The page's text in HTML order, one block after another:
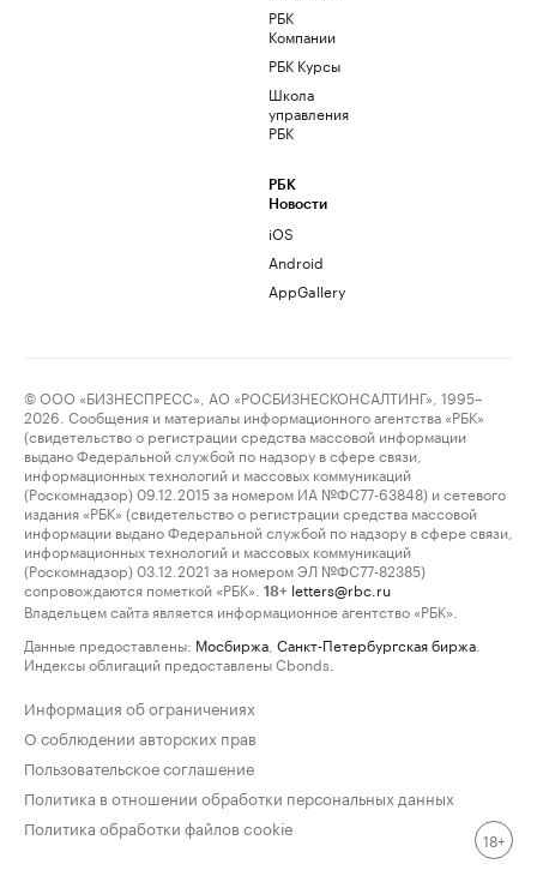
РБК
Компании
РБК Курсы
Школа
управления
РБК
РБК
Новости
iOS
Android
AppGallery
© ООО «БИЗНЕСПРЕСС», АО «РОСБИЗНЕСКОНСАЛТИНГ», 1995–
2026. Сообщения и материалы информационного агентства «РБК»
(свидетельство о регистрации средства массовой информации
выдано Федеральной службой по надзору в сфере связи,
информационных технологий и массовых коммуникаций
(Роскомнадзор) 09.12.2015 за номером ИА №ФС77-63848) и сетевого
издания «РБК» (свидетельство о регистрации средства массовой
информации выдано Федеральной службой по надзору в сфере связи,
информационных технологий и массовых коммуникаций
(Роскомнадзор) 03.12.2021 за номером ЭЛ №ФС77-82385)
сопровождаются пометкой «РБК».
18+ letters@rbc.ru
Владельцем сайта является информационное агентство «РБК».
Данные предоставлены: Мосбиржа Санкт-Петербургская биржа
Индексы облигаций предоставлены Cbonds.
Информация об ограничениях
О соблюдении авторских прав
Пользовательское соглашение
Политика в отношении обработки персональных данных
Политика обработки файлов cookie
18+